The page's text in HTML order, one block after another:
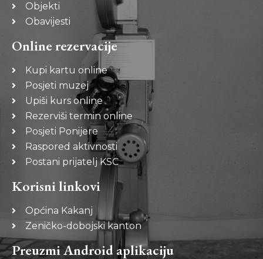
Objekti
Obavijesti
Online rezervacije
Kupi kartu online
Posjeti muzej
Upiši kurs online
Rezerviši termin online
Posjeti Ponijere
Raspored aktivnosti
Postani prijatelj KSC
Korisni linkovi
Općina Kakanj
Zeničko-dobojski kanton
Preuzmi Android aplikaciju